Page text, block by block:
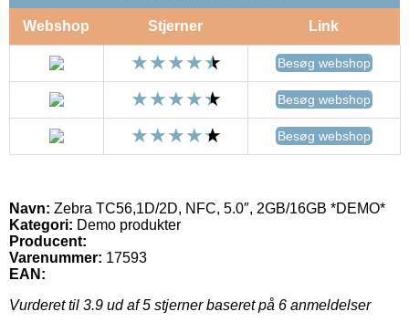
Webshop Stjerner Link
Besøg webshop
Besøg webshop
Besøg webshop
Navn: Zebra TC56,1D/2D, NFC, 5.0″, 2GB/16GB *DEMO*
Kategori: Demo produkter
Producent:
Varenummer: 17593
EAN:
Vurderet til 3.9 ud af 5 stjerner baseret på 6 anmeldelser